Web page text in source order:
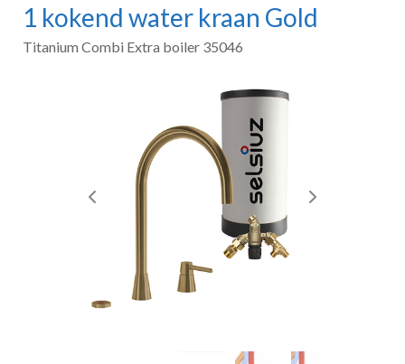
1 kokend water kraan Gold
Titanium Combi Extra boiler 35046